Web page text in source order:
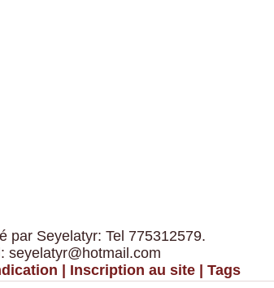
par Seyelatyr: Tel 775312579.
seyelatyr@hotmail.com
Inscription au site Tags